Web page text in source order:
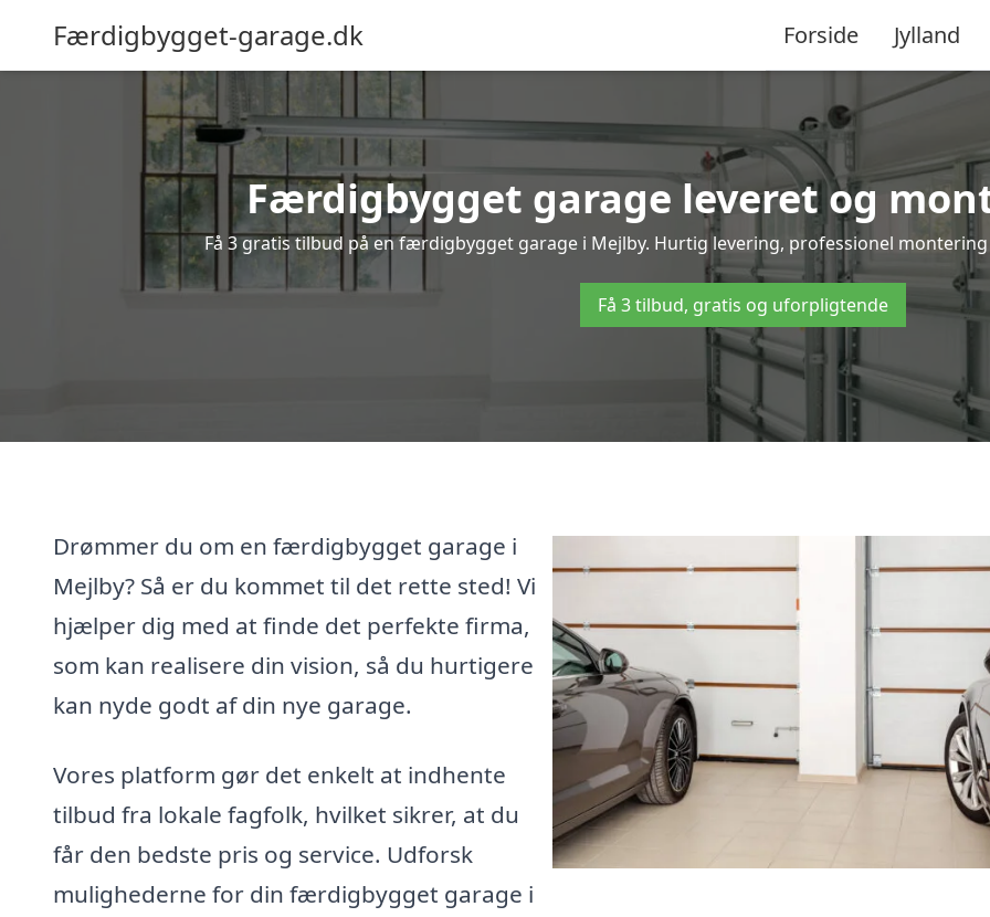
Færdigbygget-garage.dk Forside Jylland
Færdigbygget garage leveret og
Få 3 gratis tilbud på en færdigbygget garage i Mejlby. Hurtig levering, professionel
Få 3 tilbud, gratis og uforpligtende
Drømmer du om en færdigbygget garage i
Mejlby? Så er du kommet til det rette sted! Vi
hjælper dig med at finde det perfekte firma,
som kan realisere din vision, så du hurtigere
kan nyde godt af din nye garage.
Vores platform gør det enkelt at indhente
tilbud fra lokale fagfolk, hvilket sikrer, at du
får den bedste pris og service. Udforsk
mulighederne for din færdigbygget garage i